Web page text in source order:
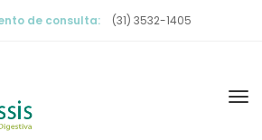
de consulta: (31) 3532-1405